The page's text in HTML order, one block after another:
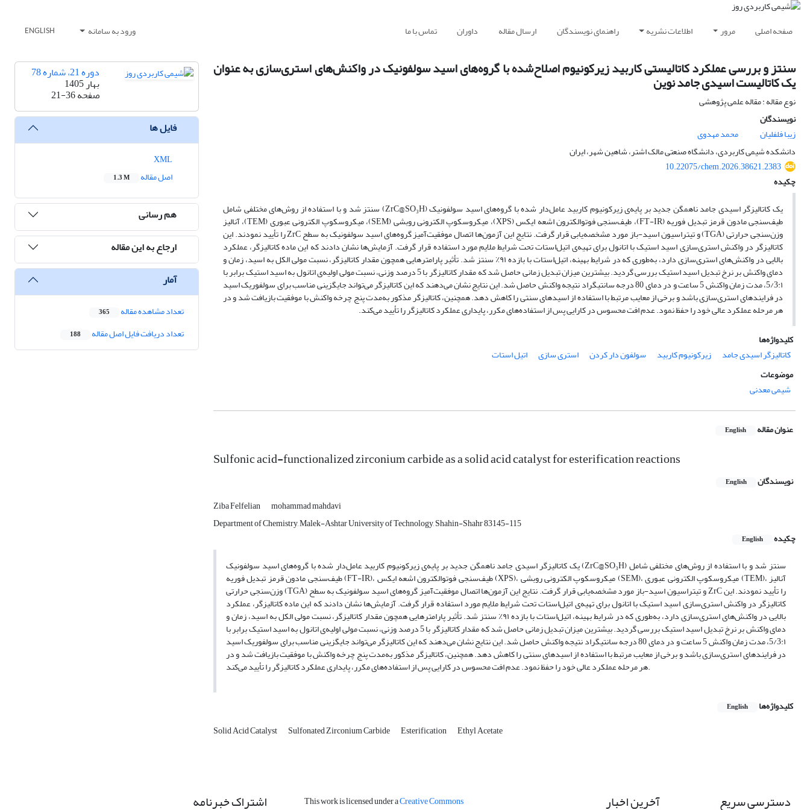
صفحه اصلی مرور اطلاعات نشریه راهنمای نویسندگان ارسال مقاله داوران تماس با ما ورود به سامانه ENGLISH
سنتز و بررسی عملکرد کاتالیستی کاربید زیرکونیوم اصلاح‌شده با گروه‌های اسید سولفونیک در واکنش‌های استری‌سازی به عنوان
یک کاتالیست اسیدی جامد نوین
نوع مقاله : مقاله علمی پژوهشی
نویسندگان
زیبا فلفلیان
محمد مهدوی
دانشکده شیمی کاربردی، دانشگاه صنعتی مالک اشتر، شاهین شهر، ایران
10.22075/chem.2026.38621.2383
چکیده
یک کاتالیزگر اسیدی جامد ناهمگن جدید بر پایه‌ی زیرکونیوم کاربید عامل‌دار شده با گروه‌های اسید سولفونیک (ZrC@SO₃H) سنتز شد و با استفاده از روش‌های مختلفی شامل
طیف‌سنجی مادون قرمز تبدیل فوریه (FT-IR)، طیف‌سنجی فوتوالکترون اشعه ایکس (XPS)، میکروسکوپ الکترونی روبشی (SEM)، میکروسکوپ الکترونی عبوری (TEM)، آنالیز
وزن‌سنجی حرارتی (TGA) و تیتراسیون اسید-باز مورد مشخصه‌یابی قرار گرفت. نتایج این آزمون‌ها اتصال موفقیت‌آمیز گروه‌های اسید سولفونیک به سطح ZrC را تأیید نمودند. این
کاتالیزگر در واکنش استری‌سازی اسید استیک با اتانول برای تهیه‌ی اتیل‌استات تحت شرایط ملایم مورد استفاده قرار گرفت. آزمایش‌ها نشان دادند که این ماده کاتالیزگر، عملکرد
بالایی در واکنش‌های استری‌سازی دارد، به‌طوری که در شرایط بهینه، اتیل‌استات با بازده ۹۱٪ سنتز شد. تأثیر پارامترهایی همچون مقدار کاتالیزگر، نسبت مولی الکل به اسید، زمان و
دمای واکنش بر نرخ تبدیل اسید استیک بررسی گردید. بیشترین میزان تبدیل زمانی حاصل شد که مقدار کاتالیزگر با 5 درصد وزنی، نسبت مولی اولیه‌ی اتانول به اسید استیک برابر با
5/3:۱، مدت زمان واکنش 5 ساعت و در دمای 80 درجه سانتیگراد نتیجه واکنش حاصل شد. این نتایج نشان می‌دهند که این کاتالیزگر می‌تواند جایگزینی مناسب برای سولفوریک اسید
در فرایندهای استری‌سازی باشد و برخی از معایب مرتبط با استفاده از اسیدهای سنتی را کاهش دهد. همچنین، کاتالیزگر مذکور به‌مدت پنج چرخه‌ واکنش با موفقیت بازیافت شد و در
هر مرحله عملکرد عالی خود را حفظ نمود. عدم افت محسوس در کارایی پس از استفاده‌های مکرر، پایداری عملکرد کاتالیزگر را تأیید می‌کند.
کلیدواژه‌ها
کاتالیزگر اسیدی جامد
زیرکونیوم کاربید سولفون دار کردن استری سازی
اتیل استات
موضوعات
شیمی معدنی
عنوان مقاله English
Sulfonic acid-functionalized zirconium carbide as a solid acid catalyst for esterification reactions
نویسندگان English
Ziba Felfelian
mohammad mahdavi
Department of Chemistry, Malek-Ashtar University of Technology, Shahin-Shahr 83145-115
چکیده
English
یک کاتالیزگر اسیدی جامد ناهمگن جدید بر پایه‌ی زیرکونیوم کاربید عامل‌دار شده با گروه‌های اسید سولفونیک (ZrC@SO₃H) سنتز شد و با استفاده از روش‌های مختلفی شامل
طیف‌سنجی مادون قرمز تبدیل فوریه (FT-IR)، طیف‌سنجی فوتوالکترون اشعه ایکس (XPS)، میکروسکوپ الکترونی روبشی (SEM)، میکروسکوپ الکترونی عبوری (TEM)، آنالیز
وزن‌سنجی حرارتی (TGA) و تیتراسیون اسید-باز مورد مشخصه‌یابی قرار گرفت. نتایج این آزمون‌ها اتصال موفقیت‌آمیز گروه‌های اسید سولفونیک به سطح ZrC را تأیید نمودند. این
کاتالیزگر در واکنش استری‌سازی اسید استیک با اتانول برای تهیه‌ی اتیل‌استات تحت شرایط ملایم مورد استفاده قرار گرفت. آزمایش‌ها نشان دادند که این ماده کاتالیزگر، عملکرد
بالایی در واکنش‌های استری‌سازی دارد، به‌طوری که در شرایط بهینه، اتیل‌استات با بازده ۹۱٪ سنتز شد. تأثیر پارامترهایی همچون مقدار کاتالیزگر، نسبت مولی الکل به اسید، زمان و
دمای واکنش بر نرخ تبدیل اسید استیک بررسی گردید. بیشترین میزان تبدیل زمانی حاصل شد که مقدار کاتالیزگر با 5 درصد وزنی، نسبت مولی اولیه‌ی اتانول به اسید استیک برابر با
5/3:۱، مدت زمان واکنش 5 ساعت و در دمای 80 درجه سانتیگراد نتیجه واکنش حاصل شد. این نتایج نشان می‌دهند که این کاتالیزگر می‌تواند جایگزینی مناسب برای سولفوریک اسید
در فرایندهای استری‌سازی باشد و برخی از معایب مرتبط با استفاده از اسیدهای سنتی را کاهش دهد. همچنین، کاتالیزگر مذکور به‌مدت پنج چرخه‌ واکنش با موفقیت بازیافت شد و در
هر مرحله عملکرد عالی خود را حفظ نمود. عدم افت محسوس در کارایی پس از استفاده‌های مکرر، پایداری عملکرد کاتالیزگر را تأیید می‌کند.
کلیدواژه‌ها English
Solid Acid Catalyst Sulfonated Zirconium Carbide Esterification Ethyl Acetate
دوره 21، شماره 78
بهار 1405
صفحه21-36
فایل ها
اصل مقاله
1.3 M
هم رسانی
ارجاع به این مقاله
آمار
تعداد مشاهده مقاله 365
تعداد دریافت فایل اصل مقاله 188
دسترسی سریع آخرین اخبار This work is licensed under aCreative Commons اشتراک خبرنامه